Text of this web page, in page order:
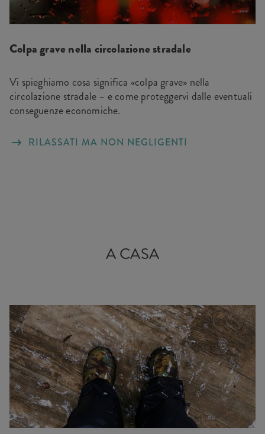
Colpa grave nella circolazione stradale
Vi spieghiamo cosa significa «colpa grave» nella
circolazione stradale – e come proteggervi dalle eventuali
conseguenze economiche.
RILASSATI MA NON NEGLIGENTI
A CASA